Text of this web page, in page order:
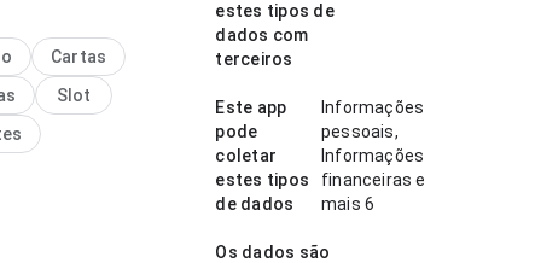
de fluxo de
ao conferir avaliações; o
fácil de examinar. Isso
confiança ao usuário.
Cartas
Slot
estes tipos de
dados com
terceiros
Este app
pode
coletar
estes tipos
de dados
Informações
pessoais,
Informações
financeiras e
mais 6
Os dados são